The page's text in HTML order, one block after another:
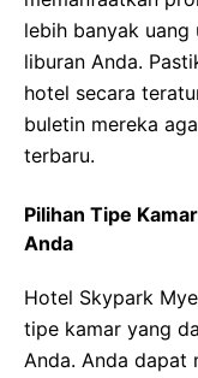
lebih banyak uang
liburan Anda.
hotel secara
buletin mereka
terbaru.
Pilihan Tipe
Anda
Hotel Skypark
tipe kamar yang
Anda. Anda dapat